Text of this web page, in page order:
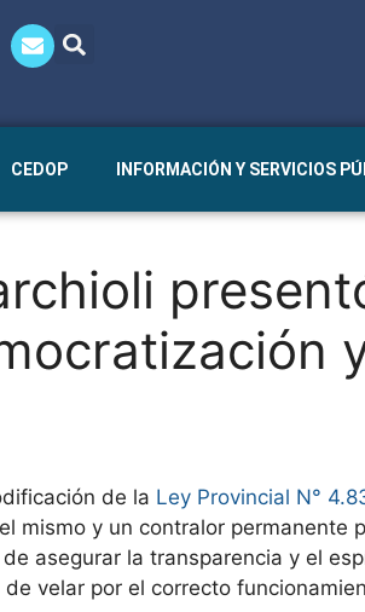
CEDOP INFORMACIÓN Y SERVICIOS
de la Ley Provincial N°
mismo y un contralor permanente
asegurar la transparencia y el
velar por el correcto